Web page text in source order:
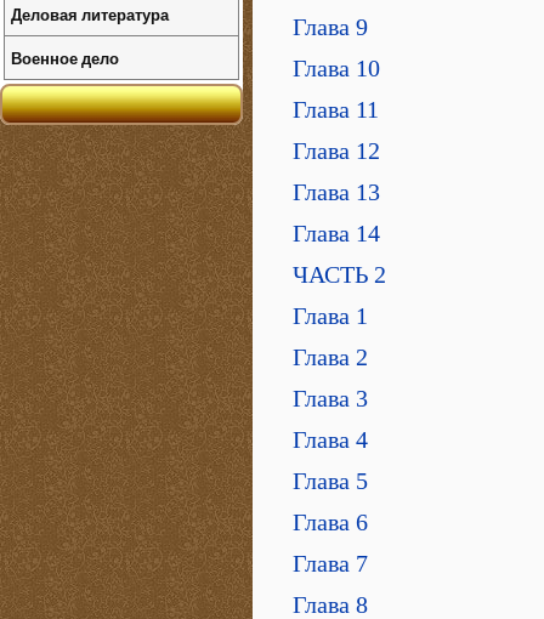
Глава 9
Глава 10
Глава 11
Глава 12
Глава 13
Глава 14
ЧАСТЬ 2
Глава 1
Глава 2
Глава 3
Глава 4
Глава 5
Глава 6
Глава 7
Глава 8
Деловая литература
Военное дело